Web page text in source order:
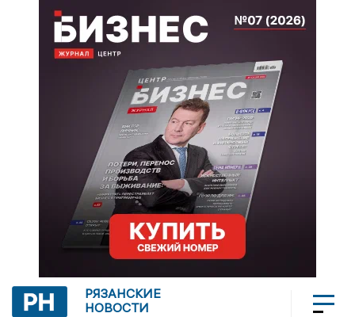
РЯЗАНСКИЕ
НОВОСТИ